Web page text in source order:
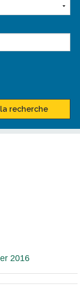
recherche
2016